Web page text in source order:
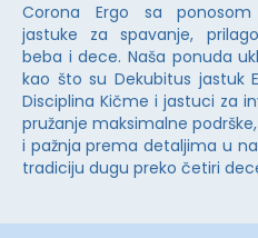
Corona Ergo sa ponosom
jastuke za spavanje,
beba i dece. Naša ponuda
kao što su Dekubitus jastuk
Disciplina Kičme i jastuci za
pružanje maksimalne
i pažnja prema detaljima u
tradiciju dugu preko četiri